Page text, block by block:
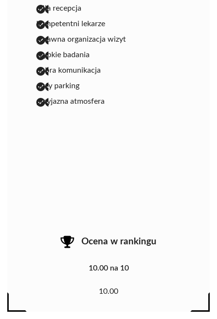
miła recepcja
kompetentni lekarze
sprawna organizacja wizyt
szybkie badania
dobra komunikacja
duży parking
przyjazna atmosfera
Ocena w rankingu
10.00 na 10
10.00